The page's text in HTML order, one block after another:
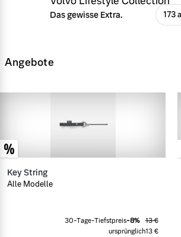
Das gewisse Extra. 173
Angebote
Key String
Alle Modelle
30-Tage-Tiefstpreis-8%
13 €
ursprünglich13 €